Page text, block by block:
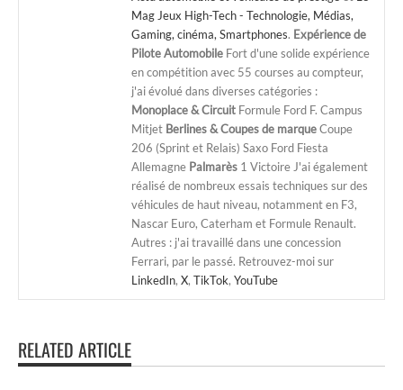
Mag Jeux High-Tech - Technologie, Médias,
Gaming, cinéma, Smartphones. Expérience de
Pilote Automobile Fort d'une solide expérience
en compétition avec 55 courses au compteur,
j'ai évolué dans diverses catégories :
Monoplace & Circuit Formule Ford F. Campus
Mitjet Berlines & Coupes de marqueCoupe
206 (Sprint et Relais) Saxo Ford Fiesta
Allemagne Palmarès 1 Victoire J'ai également
réalisé de nombreux essais techniques sur des
véhicules de haut niveau, notamment en F3,
Nascar Euro, Caterham et Formule Renault.
Autres : j'ai travaillé dans une concession
Ferrari, par le passé. Retrouvez-moi sur
LinkedIn, X, TikTok, YouTube
RELATED ARTICLE